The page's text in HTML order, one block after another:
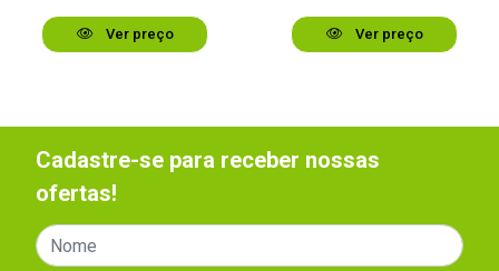
Ver preço Ver preço
Cadastre-se para receber nossas
ofertas!